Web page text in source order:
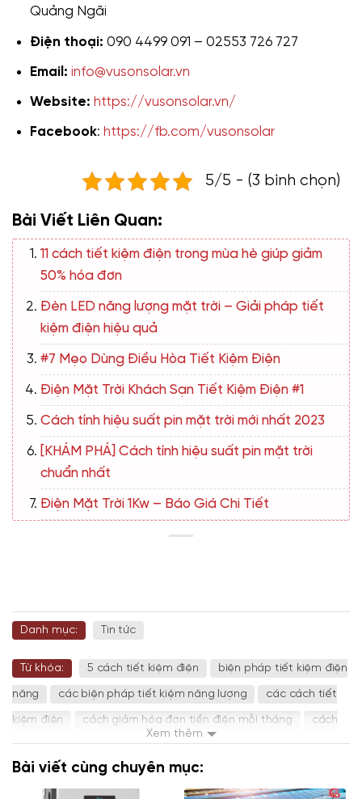
Quảng Ngãi
Điện thoại: 090 4499 091 – 02553 726 727
Email: info@vusonsolar.vn
Website: https://vusonsolar.vn/
Facebook: https://fb.com/vusonsolar
5/5 - (3 bình chọn)
Bài Viết Liên Quan:
11 cách tiết kiệm điện trong mùa hè giúp giảm
50% hóa đơn
Đèn LED năng lượng mặt trời – Giải pháp tiết
kiệm điện hiệu quả
#7 Mẹo Dùng Điều Hòa Tiết Kiệm Điện
Điện Mặt Trời Khách Sạn Tiết Kiệm Điện #1
Cách tính hiệu suất pin mặt trời mới nhất 2023
[KHÁM PHÁ] Cách tính hiệu suất pin mặt trời
chuẩn nhất
Điện Mặt Trời 1Kw – Báo Giá Chi Tiết
Danh mục: Tin tức
Xem thêm
Từ khóa: 5 cách tiết kiệm điện biện pháp tiết kiệm điện
năng các biện pháp tiết kiệm năng lượng các cách tiết
kiệm điện cách giảm hóa đơn tiền điện mỗi tháng cách
làm tiết kiệm điện cách tiết kiệm tiền điện cách tiết kiệm
điện cách tiết kiệm điện năng
Bài viết cùng chuyên mục: